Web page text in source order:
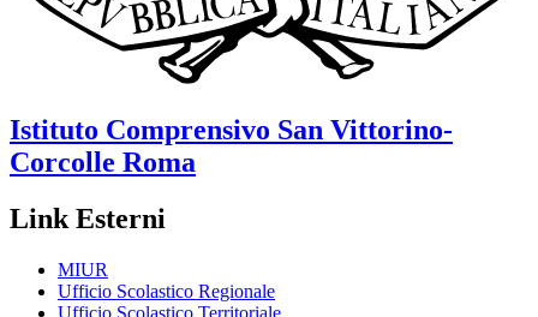
Istituto Comprensivo San Vittorino-
Corcolle Roma
Link Esterni
MIUR
Ufficio Scolastico Regionale
Ufficio Scolastico Territoriale